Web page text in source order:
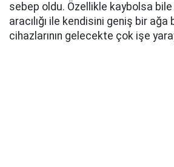
sebep oldu. Özellikle kaybolsa
aracılığı ile kendisini geniş bir
cihazlarının gelecekte çok işe